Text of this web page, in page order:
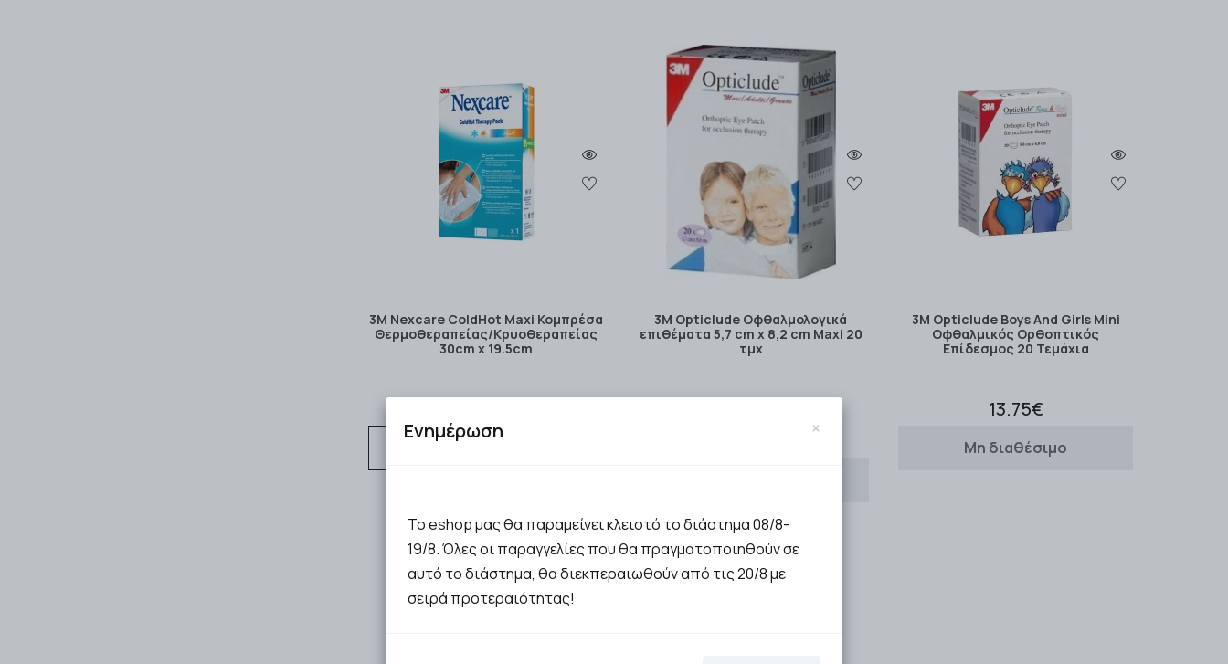
3M Nexcare ColdHot Maxi Κομπρέσα
Θερμοθεραπείας/Κρυοθεραπείας
30cm x 19.5cm
ΣΤΟ ΚΑΛΑΘΙ
3M Opticlude Οφθαλμολογικά
επιθέματα 5,7 cm x 8,2 cm Maxi 20
τμχ
3M Opticlude Boys And Girls Mini
Οφθαλμικός Ορθοπτικός
Επίδεσμος 20 Τεμάχια
13.75€
Μη διαθέσιμο
Ενημέρωση ×
Το eshop μας θα παραμείνει κλειστό το διάστημα 08/8-
19/8. Όλες οι παραγγελίες που θα πραγματοποιηθούν σε
αυτό το διάστημα, θα διεκπεραιωθούν από τις 20/8 με
σειρά προτεραιότητας!